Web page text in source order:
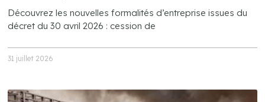
Découvrez les nouvelles formalités d’entreprise issues du
décret du 30 avril 2026 : cession de
31 juillet 2026